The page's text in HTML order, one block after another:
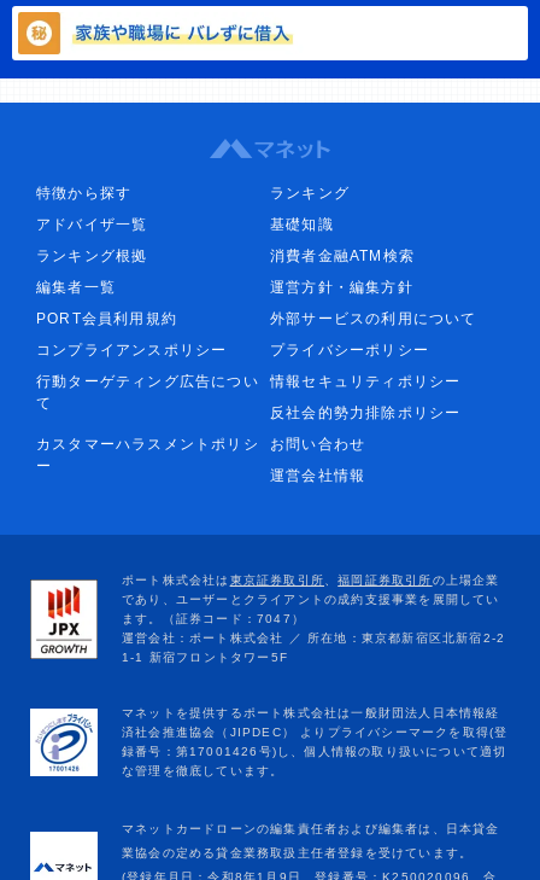
特徴から探す
ランキング
アドバイザ一覧
基礎知識
ランキング根拠
消費者金融ATM検索
編集者一覧
運営方針・編集方針
PORT会員利用規約
外部サービスの利用について
コンプライアンスポリシー
プライバシーポリシー
行動ターゲティング広告につい
て
情報セキュリティポリシー
反社会的勢力排除ポリシー
カスタマーハラスメントポリシ
ー
お問い合わせ
運営会社情報
マネットカードローンの編集責任者および編集者は、日本貸金
業協会の定める貸金業務取扱主任者登録を受けています。
(登録年月日：令和8年1月9日、登録番号：K250020096、合